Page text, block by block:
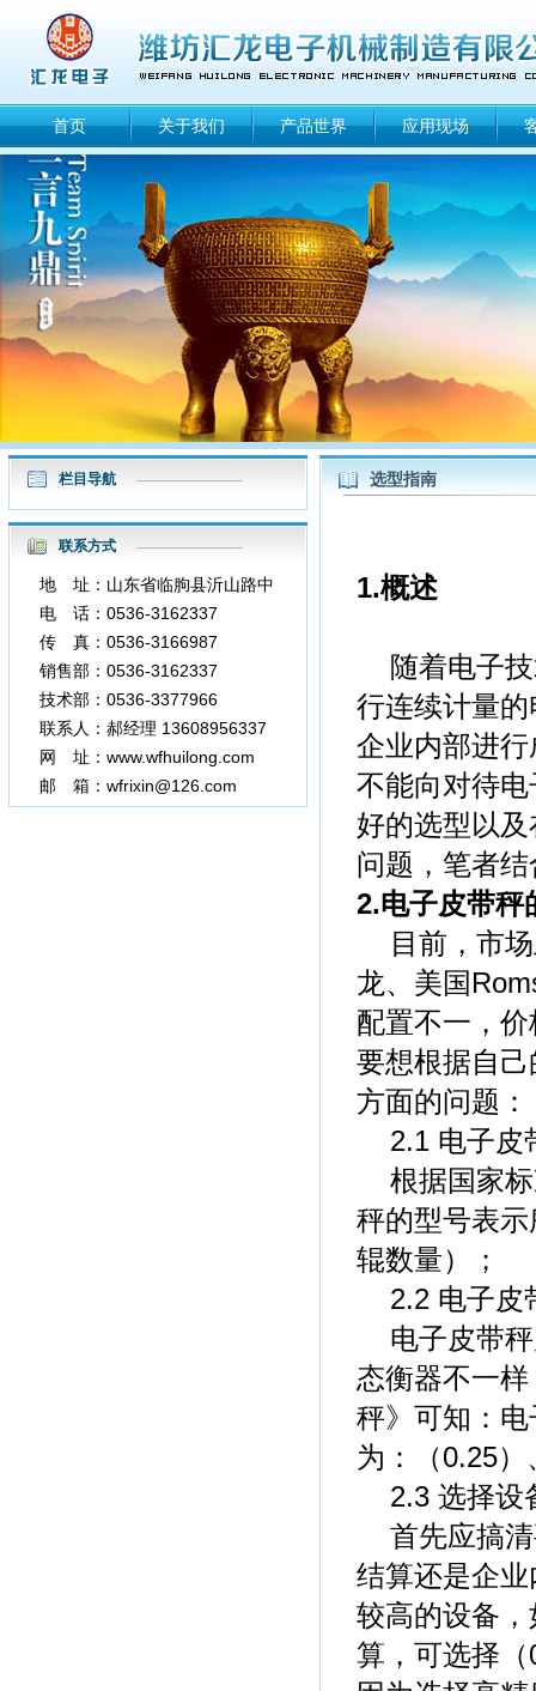
首页 关于我们 产品世界 应用现场
栏目导航
联系方式
地 址：山东省临朐县沂山路中
段
电 话：0536-3162337
传 真：0536-3166987
3377966
销售部：0536-3162337
技术部：0536-3377966
联系人：郝经理 13608956337
网 址：www.wfhuilong.com
邮 箱：wfrixin@126.com
选型指南
1.概述
随着电子技
行连续计量
企业内部进
不能向对待
好的选型以
问题，笔者
2.电子皮带秤
目前，市场
龙、美国
配置不一，
要想根据自
方面的问题：
2.1 电子皮
根据国家标
秤的型号表
辊数量）；
2.2 电子皮
电子皮带秤
态衡器不一
秤》可知：
为：（0.25
2.3 选择设
首先应搞清
结算还是企
较高的设备
算，可选择